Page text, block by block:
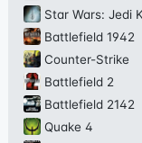
Star Wars: Jedi
Battlefield 1942
Counter-Strike
Battlefield 2
Battlefield 2142
Quake 4